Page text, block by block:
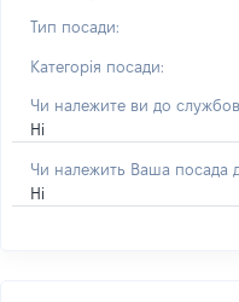
Тип посади:
Категорія посади:
Чи належите ви до
Ні
Чи належить Ваша посада
Ні